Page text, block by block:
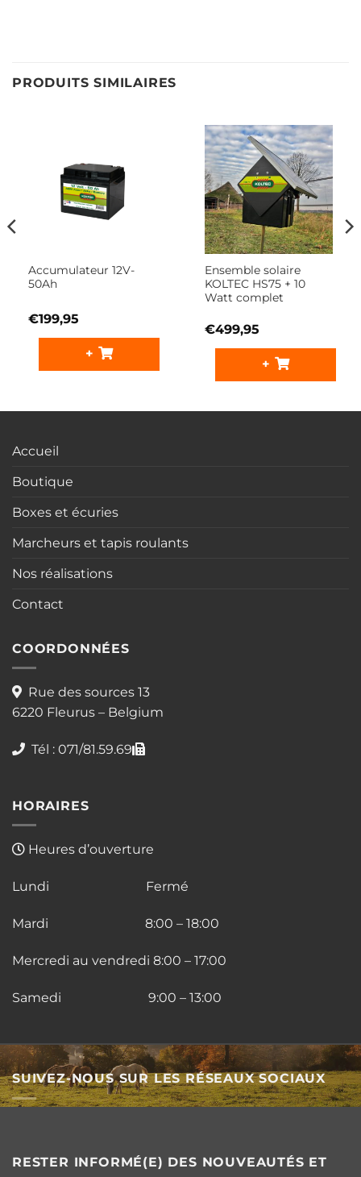
PRODUITS SIMILAIRES
Accumulateur 12V-
50Ah
€199,95
+
Ensemble solaire
KOLTEC HS75 + 10
Watt complet
€499,95
+
Accueil
Boutique
Boxes et écuries
Marcheurs et tapis roulants
Nos réalisations
Contact
COORDONNÉES
Rue des sources 13
6220 Fleurus – Belgium
Tél : 071/81.59.69
HORAIRES
Heures d’ouverture
Lundi Fermé
Mardi 8:00 – 18:00
Mercredi au vendredi 8:00 – 17:00
Samedi 9:00 – 13:00
SUIVEZ-NOUS SUR LES RÉSEAUX SOCIAUX
RESTER INFORMÉ(E) DES NOUVEAUTÉS ET